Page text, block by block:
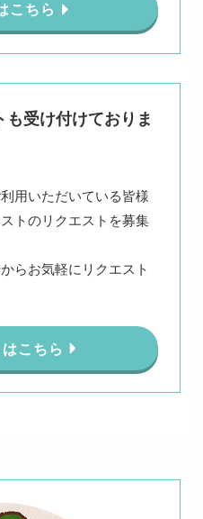
こちら
受け付けておりま
用いただいている皆様
トのリクエストを募集
らお気軽にリクエスト
こちら